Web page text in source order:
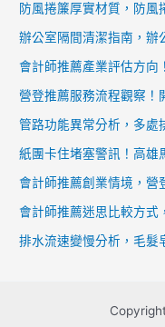
防風捲簾厚實材質，防風
辦公室隔間清潔指南，辦
會計師推薦產業評估方向
營登推薦服務流程觀察！
管路功能異常分析，多處
紙團卡住堵塞警訊！高雄
會計師推薦創業情境，營
會計師推薦迷思比較方式
排水流速變慢分析，毛髮